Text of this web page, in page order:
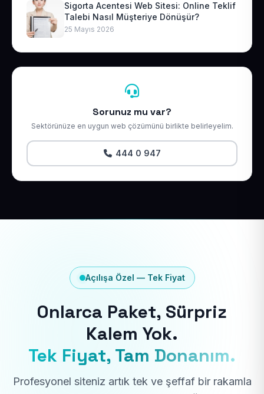
Sigorta Acentesi Web Sitesi: Online Teklif
Talebi Nasıl Müşteriye Dönüşür?
25 Mayıs 2026
Sorunuz mu var?
Sektörünüze en uygun web çözümünü birlikte belirleyelim.
444 0 947
Açılışa Özel — Tek Fiyat
Onlarca Paket, Sürpriz
Kalem Yok.
Tek Fiyat, Tam Donanım.
Profesyonel siteniz artık tek ve şeffaf bir rakamla